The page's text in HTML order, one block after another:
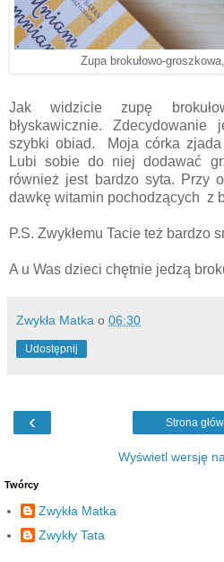
Zupa brokułowo-
Jak widzicie zupę
błyskawicznie.
szybki obiad. Moja córka
Lubi sobie do niej dodawać
również jest bardzo syta. Przy
dawkę witamin pochodzących z
P.S. Zwykłemu Tacie też bardzo
A u Was dzieci chętnie jedzą
Zwykła Matka o 06:30
Udostępnij
‹ Strona
Wyświetl wersję
Twórcy
Zwykła Matka
Zwykły Tata